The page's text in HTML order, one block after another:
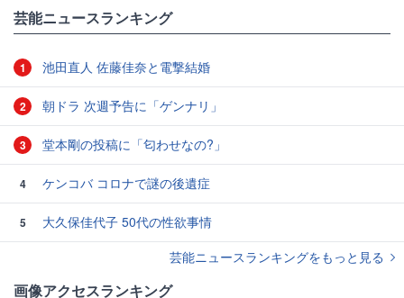
芸能ニュースランキング
1 池田直人 佐藤佳奈と電撃結婚
2 朝ドラ 次週予告に「ゲンナリ」
3 堂本剛の投稿に「匂わせなの?」
4 ケンコバ コロナで謎の後遺症
5
大久保佳代子 50代の性欲事情
芸能ニュースランキングをもっと見る
画像アクセスランキング